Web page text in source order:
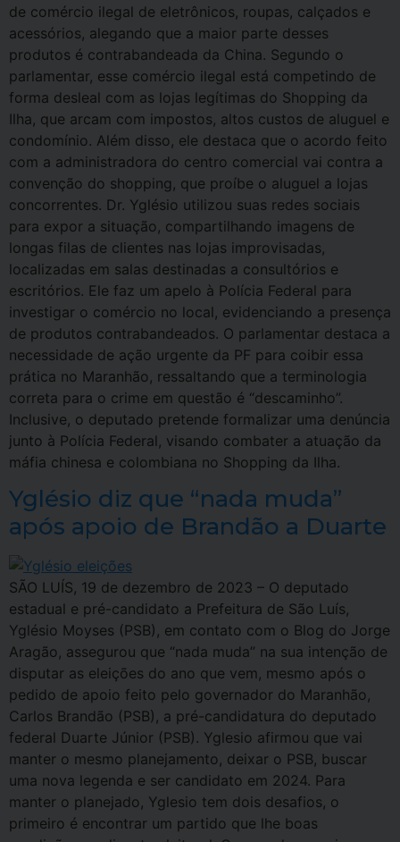
de comércio ilegal de eletrônicos, roupas, calçados e
acessórios, alegando que a maior parte desses
produtos é contrabandeada da China. Segundo o
parlamentar, esse comércio ilegal está competindo de
forma desleal com as lojas legítimas do Shopping da
Ilha, que arcam com impostos, altos custos de aluguel e
condomínio. Além disso, ele destaca que o acordo feito
com a administradora do centro comercial vai contra a
convenção do shopping, que proíbe o aluguel a lojas
concorrentes. Dr. Yglésio utilizou suas redes sociais
para expor a situação, compartilhando imagens de
longas filas de clientes nas lojas improvisadas,
localizadas em salas destinadas a consultórios e
escritórios. Ele faz um apelo à Polícia Federal para
investigar o comércio no local, evidenciando a presença
de produtos contrabandeados. O parlamentar destaca a
necessidade de ação urgente da PF para coibir essa
prática no Maranhão, ressaltando que a terminologia
correta para o crime em questão é “descaminho”.
Inclusive, o deputado pretende formalizar uma denúncia
junto à Polícia Federal, visando combater a atuação da
máfia chinesa e colombiana no Shopping da Ilha.
Yglésio diz que “nada muda”
após apoio de Brandão a Duarte
SÃO LUÍS, 19 de dezembro de 2023 – O deputado
estadual e pré-candidato a Prefeitura de São Luís,
Yglésio Moyses (PSB), em contato com o Blog do Jorge
Aragão, assegurou que “nada muda” na sua intenção de
disputar as eleições do ano que vem, mesmo após o
pedido de apoio feito pelo governador do Maranhão,
Carlos Brandão (PSB), a pré-candidatura do deputado
federal Duarte Júnior (PSB). Yglesio afirmou que vai
manter o mesmo planejamento, deixar o PSB, buscar
uma nova legenda e ser candidato em 2024. Para
manter o planejado, Yglesio tem dois desafios, o
primeiro é encontrar um partido que lhe boas